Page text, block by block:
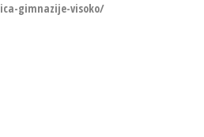
gimnazije-visoko/